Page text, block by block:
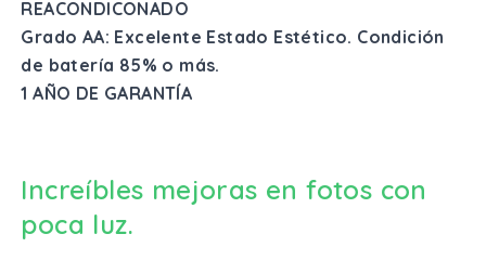
REACONDICONADO
Grado AA: Excelente Estado Estético. Condición
de batería 85% o más.
1 AÑO DE GARANTÍA
Increíbles mejoras en fotos con
poca luz.